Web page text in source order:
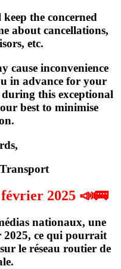
the concerned
about cancellations,
etc.
cause inconvenience
in advance for your
this exceptional
best to minimise
2025 📣🚌
nationaux, une
2025, ce qui pourrait
le réseau routier de